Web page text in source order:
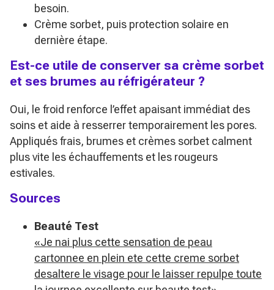
besoin.
Crème sorbet, puis protection solaire en
dernière étape.
Est-ce utile de conserver sa crème sorbet
et ses brumes au réfrigérateur ?
Oui, le froid renforce l’effet apaisant immédiat des
soins et aide à resserrer temporairement les pores.
Appliqués frais, brumes et crèmes sorbet calment
plus vite les échauffements et les rougeurs
estivales.
Sources
Beauté Test
«Je nai plus cette sensation de peau
cartonnee en plein ete cette creme sorbet
desaltere le visage pour le laisser repulpe toute